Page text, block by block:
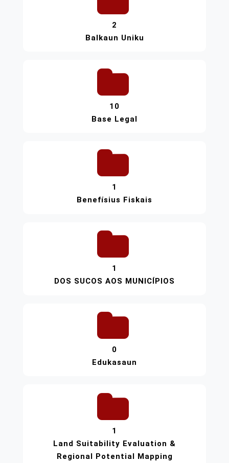
2
Balkaun Uniku
10
Base Legal
1
Benefísius Fiskais
1
DOS SUCOS AOS MUNICÍPIOS
0
Edukasaun
1
Land Suitability Evaluation &
Regional Potential Mapping